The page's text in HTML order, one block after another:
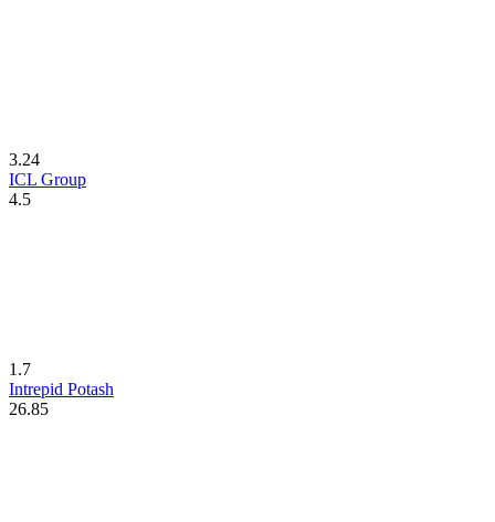
3.24
ICL Group
4.5
1.7
Intrepid Potash
26.85